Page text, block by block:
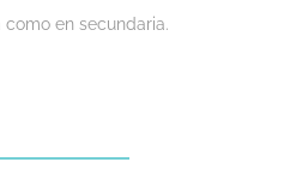
en secundaria.